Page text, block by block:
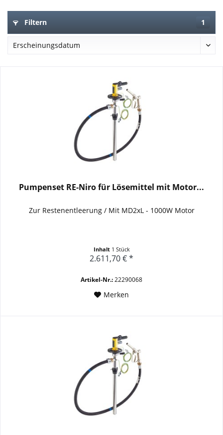
Filtern 1
Pumpenset RE-Niro für Lösemittel mit Motor...
Zur Restenentleerung / Mit MD2xL - 1000W Motor
Inhalt 1 Stück
2.611,70 € *
Artikel-Nr.:22290068
Merken